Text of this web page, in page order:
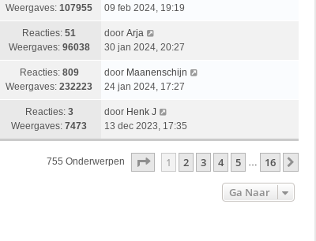
Weergaves: 107955
09 feb 2024, 19:19
Reacties: 51
Weergaves: 96038
door Arja
30 jan 2024, 20:27
Reacties: 809
Weergaves: 232223
door Maanenschijn
24 jan 2024, 17:27
Reacties: 3
Weergaves: 7473
door Henk J
13 dec 2023, 17:35
755 Onderwerpen Pagina1 Van 16
1 2 3 4 5 … 16
Ga Naar